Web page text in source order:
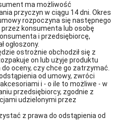
ma możliwość
przyczyn w ciągu 14 dni. Okres
rozpoczyna się następnego
konsumenta lub osobę
i przedsiębiorcę,
ogłoszony.
ostrożnie obchodził się z
on lub użyje produktu
oceny, czy chce go zatrzymać.
od umowy, zwróci
i - o ile to możliwe - w
przedsiębiorcy, zgodnie z
udzielonymi przez
z prawa do odstąpienia od